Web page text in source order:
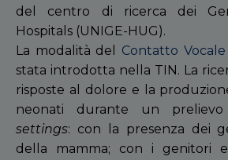
del centro di ricerca dei
Hospitals (UNIGE-HUG).
La modalità del Contatto
stata introdotta nella TIN. La
risposte al dolore e la
neonati durante un
settings: con la presenza dei
della mamma; con i genitori